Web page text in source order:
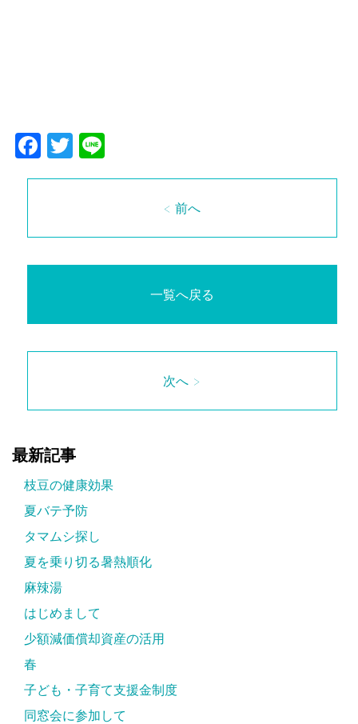
Facebook
Twitter
< 前へ
一覧へ戻る
次へ >
最新記事
枝豆の健康効果
夏バテ予防
タマムシ探し
夏を乗り切る暑熱順化
麻辣湯
はじめまして
少額減価償却資産の活用
春
子ども・子育て支援金制度
同窓会に参加して